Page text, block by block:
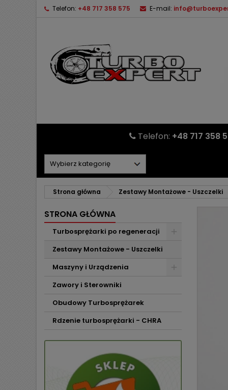
Telefon: +48 717 358 575 E-mail:
Telefon: +48 717 358
Strona główna Zestawy Montażowe - Uszczelki
STRONA GŁÓWNA
Turbosprężarki po regeneracji
Zestawy Montażowe - Uszczelki
Maszyny i Urządzenia
Zawory i Sterowniki
Obudowy Turbosprężarek
Rdzenie turbosprężarki - CHRA